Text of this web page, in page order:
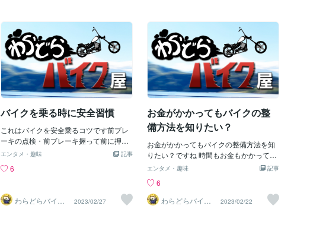
レーキフルードの確認と補充も行いま
す。3. 定期的な点検ポイントタイヤの空
気圧と状態:定期的にタイヤの空気圧を確
認し、適正な圧力に保ちます。タイヤの
摩耗や亀裂がないかチェックします。バ
ッテリーの状態:バッテリー端子の清掃
と、必要ならば充電を行います。ライト
とウインカーの動作確認:全てのライトと
ウインカーが正常に作動す
提供してくれます。3.メーカーやブラン
ドの評判: 信頼性のあるメーカーやブラン
ドが提供する工具を選ぶことをおすすめ
します。よく知られているメーカーは、
品質管理やカスタマーサポートなどの面
でも信頼できる場合があります。 4.機能
と性能の比較: 類似の工具を比較し、それ
ぞれの機能や性能を検討しましょう。必
要な機能が備わっているか、性能が要件
を満たしているかを確認し、最適な選択
肢を見つけましょう。 5.サポートと保証:
工具メーカーや販売業者が提供するサポ
ートや保証についても注意しましょう。
切なサポートが得られることは重要で
の価格と品質のバランスを考慮しましょ
う。最も高価な工具が常に最良の選択肢
てるのはドライブチェーンの遊びを調整
しようとして後のアクスルシャフトを緩
めずにアジャストナットを締めてネジを
切ってしまいました。ネジ切ってから失
敗にキヅク実はこうゆうトライ＆エラー
タイプが整備士に向いてる皆さんは整備
士はみな全部の整備法を知ってやってる
と思ってるかもしれないのですが機械の
基本の整備法の組み合わせで整備してる
サービスマニユアルに少し載ってるが基
本ベアリングの組む時の注意刻印がある
方が表だとかベアリングを分解する時の
方法の意味ベアリング全体で力を掛けて
抜いてはいけない再使用（する場合）で
失敗がエンジンの致命傷になるよくやる
のがエンジンを組む時クランクケースを
叩いて組むこれは失敗する！
バイクを乗る時に安全習慣
これはバイクを安全乗るコツです前ブレ
ーキの点検・前ブレーキ握って前に押す
ブレーキランプのつくか確認・ブレーキ
確認・後ブレーキをかけてみて感触を確
キかけて前後にゆすってみる＃ブレーキ
の確認とブレーキランプがつくか確認で
記事
エンタメ・趣味
6
わらどらバイク
屋
2023/02/27
お金がかかってもバイクの整
備方法を知りたい？
お金がかかってもバイクの整備方法を知
りたい？ですね 時間もお金もかかって良
いなら 整備学校とかタメになりますね で
ね！ ハッキリ言って難しいです 整備学校
ってハッキリ言って免許とるためですか
ら厳しいんです …..ここで ウチの出
記事
エンタメ・趣味
6
わらどらバイク
屋
2023/02/22